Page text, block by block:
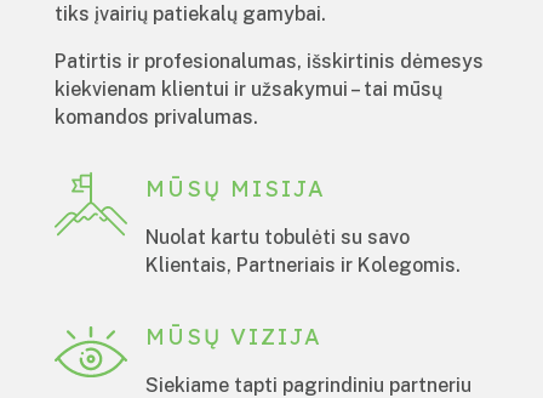
tiks įvairių patiekalų gamybai.
Patirtis ir profesionalumas, išskirtinis dėmesys
kiekvienam klientui ir užsakymui – tai mūsų
komandos privalumas.
MŪSŲ MISIJA
Nuolat kartu tobulėti su savo
Klientais, Partneriais ir Kolegomis.
MŪSŲ VIZIJA
Siekiame tapti pagrindiniu partneriu